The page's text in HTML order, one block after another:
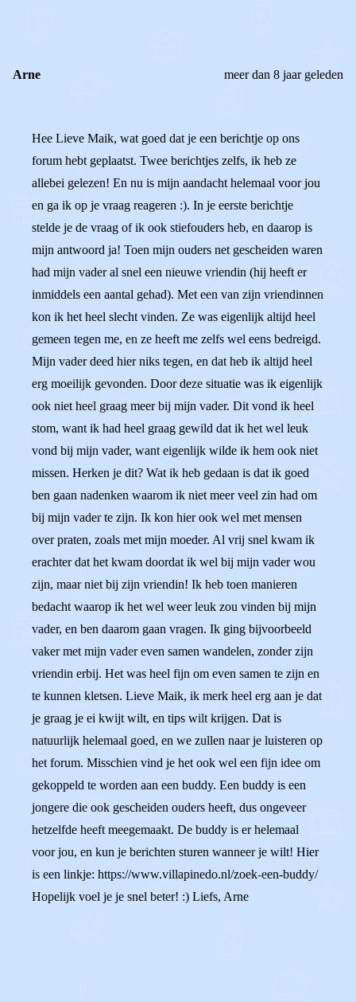
Arne meer dan 8 jaar geleden
Hee Lieve Maik, wat goed dat je een berichtje op ons
forum hebt geplaatst. Twee berichtjes zelfs, ik heb ze
allebei gelezen! En nu is mijn aandacht helemaal voor jou
en ga ik op je vraag reageren :). In je eerste berichtje
stelde je de vraag of ik ook stiefouders heb, en daarop is
mijn antwoord ja! Toen mijn ouders net gescheiden waren
had mijn vader al snel een nieuwe vriendin (hij heeft er
inmiddels een aantal gehad). Met een van zijn vriendinnen
kon ik het heel slecht vinden. Ze was eigenlijk altijd heel
gemeen tegen me, en ze heeft me zelfs wel eens bedreigd.
Mijn vader deed hier niks tegen, en dat heb ik altijd heel
erg moeilijk gevonden. Door deze situatie was ik eigenlijk
ook niet heel graag meer bij mijn vader. Dit vond ik heel
stom, want ik had heel graag gewild dat ik het wel leuk
vond bij mijn vader, want eigenlijk wilde ik hem ook niet
missen. Herken je dit? Wat ik heb gedaan is dat ik goed
ben gaan nadenken waarom ik niet meer veel zin had om
bij mijn vader te zijn. Ik kon hier ook wel met mensen
over praten, zoals met mijn moeder. Al vrij snel kwam ik
erachter dat het kwam doordat ik wel bij mijn vader wou
zijn, maar niet bij zijn vriendin! Ik heb toen manieren
bedacht waarop ik het wel weer leuk zou vinden bij mijn
vader, en ben daarom gaan vragen. Ik ging bijvoorbeeld
vaker met mijn vader even samen wandelen, zonder zijn
vriendin erbij. Het was heel fijn om even samen te zijn en
te kunnen kletsen. Lieve Maik, ik merk heel erg aan je dat
je graag je ei kwijt wilt, en tips wilt krijgen. Dat is
natuurlijk helemaal goed, en we zullen naar je luisteren op
het forum. Misschien vind je het ook wel een fijn idee om
gekoppeld te worden aan een buddy. Een buddy is een
jongere die ook gescheiden ouders heeft, dus ongeveer
hetzelfde heeft meegemaakt. De buddy is er helemaal
voor jou, en kun je berichten sturen wanneer je wilt! Hier
is een linkje: https://www.villapinedo.nl/zoek-een-buddy/
Hopelijk voel je je snel beter! :) Liefs, Arne